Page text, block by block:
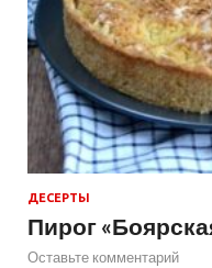
ДЕСЕРТЫ
Пирог
Оставьте комментарий